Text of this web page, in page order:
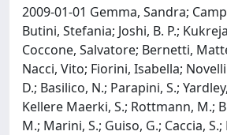
2009-01-01 Gemma, Sandra;
Butini, Stefania; Joshi, B. P.;
Coccone, Salvatore; Bernetti,
Nacci, Vito; Fiorini, Isabella;
D.; Basilico, N.; Parapini, S.;
Kellere Maerki, S.; Rottmann, M.;
M.; Marini, S.; Guiso, G.; Caccia,